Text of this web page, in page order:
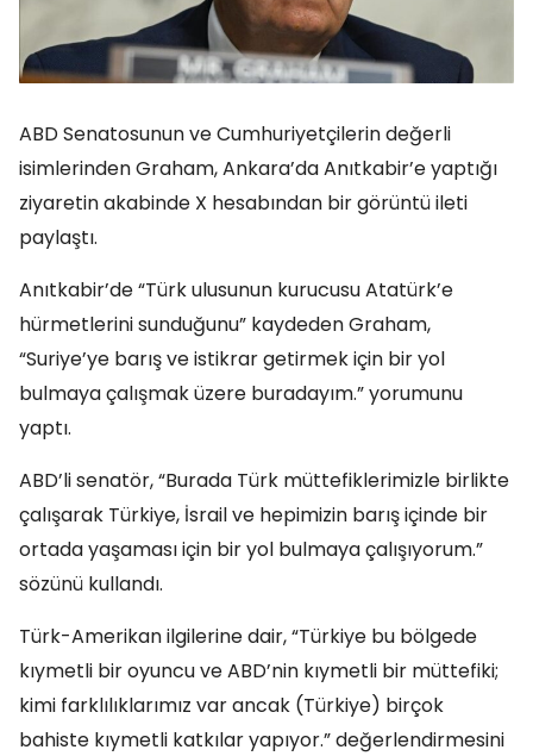
ABD Senatosunun ve Cumhuriyetçilerin değerli
isimlerinden Graham, Ankara’da Anıtkabir’e yaptığı
ziyaretin akabinde X hesabından bir görüntü ileti
paylaştı.
Anıtkabir’de “Türk ulusunun kurucusu Atatürk’e
hürmetlerini sunduğunu” kaydeden Graham,
“Suriye’ye barış ve istikrar getirmek için bir yol
bulmaya çalışmak üzere buradayım.” yorumunu
yaptı.
ABD’li senatör, “Burada Türk müttefiklerimizle birlikte
çalışarak Türkiye, İsrail ve hepimizin barış içinde bir
ortada yaşaması için bir yol bulmaya çalışıyorum.”
sözünü kullandı.
Türk-Amerikan ilgilerine dair, “Türkiye bu bölgede
kıymetli bir oyuncu ve ABD’nin kıymetli bir müttefiki;
kimi farklılıklarımız var ancak (Türkiye) birçok
bahiste kıymetli katkılar yapıyor.” değerlendirmesini